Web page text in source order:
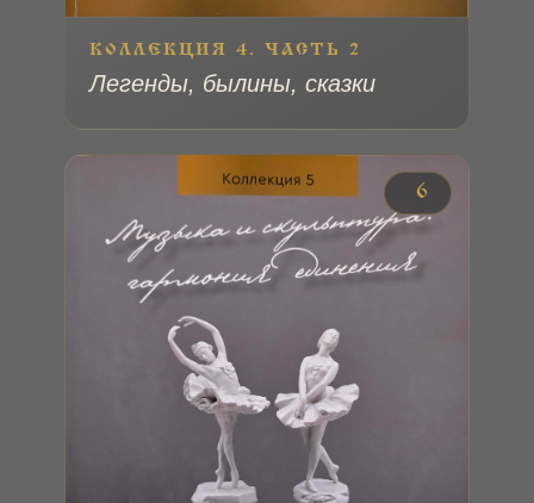
КОЛЛЕКЦИЯ 4. ЧАСТЬ 2
Легенды, былины, сказки
№ 6